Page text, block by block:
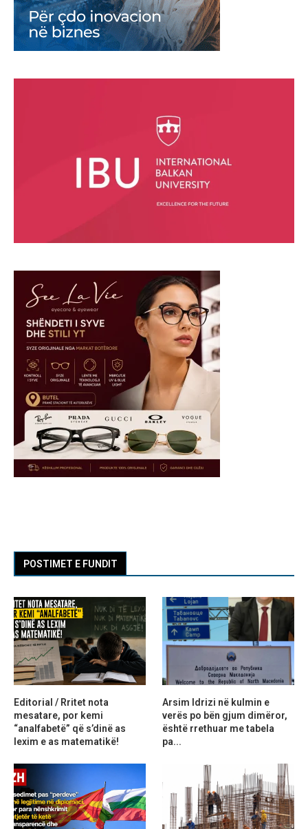
POSTIMET E FUNDIT
Editorial / Rritet nota
mesatare, por kemi
“analfabetë” që s’dinë as
lexim e as matematikë!
Arsim Idrizi në kulmin e
verës po bën gjum dimëror,
është rrethuar me tabela
pa...